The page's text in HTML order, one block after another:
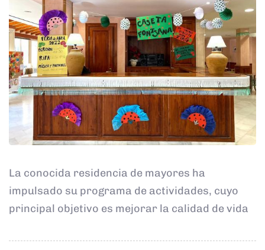
La conocida residencia de mayores ha
impulsado su programa de actividades, cuyo
principal objetivo es mejorar la calidad de vida